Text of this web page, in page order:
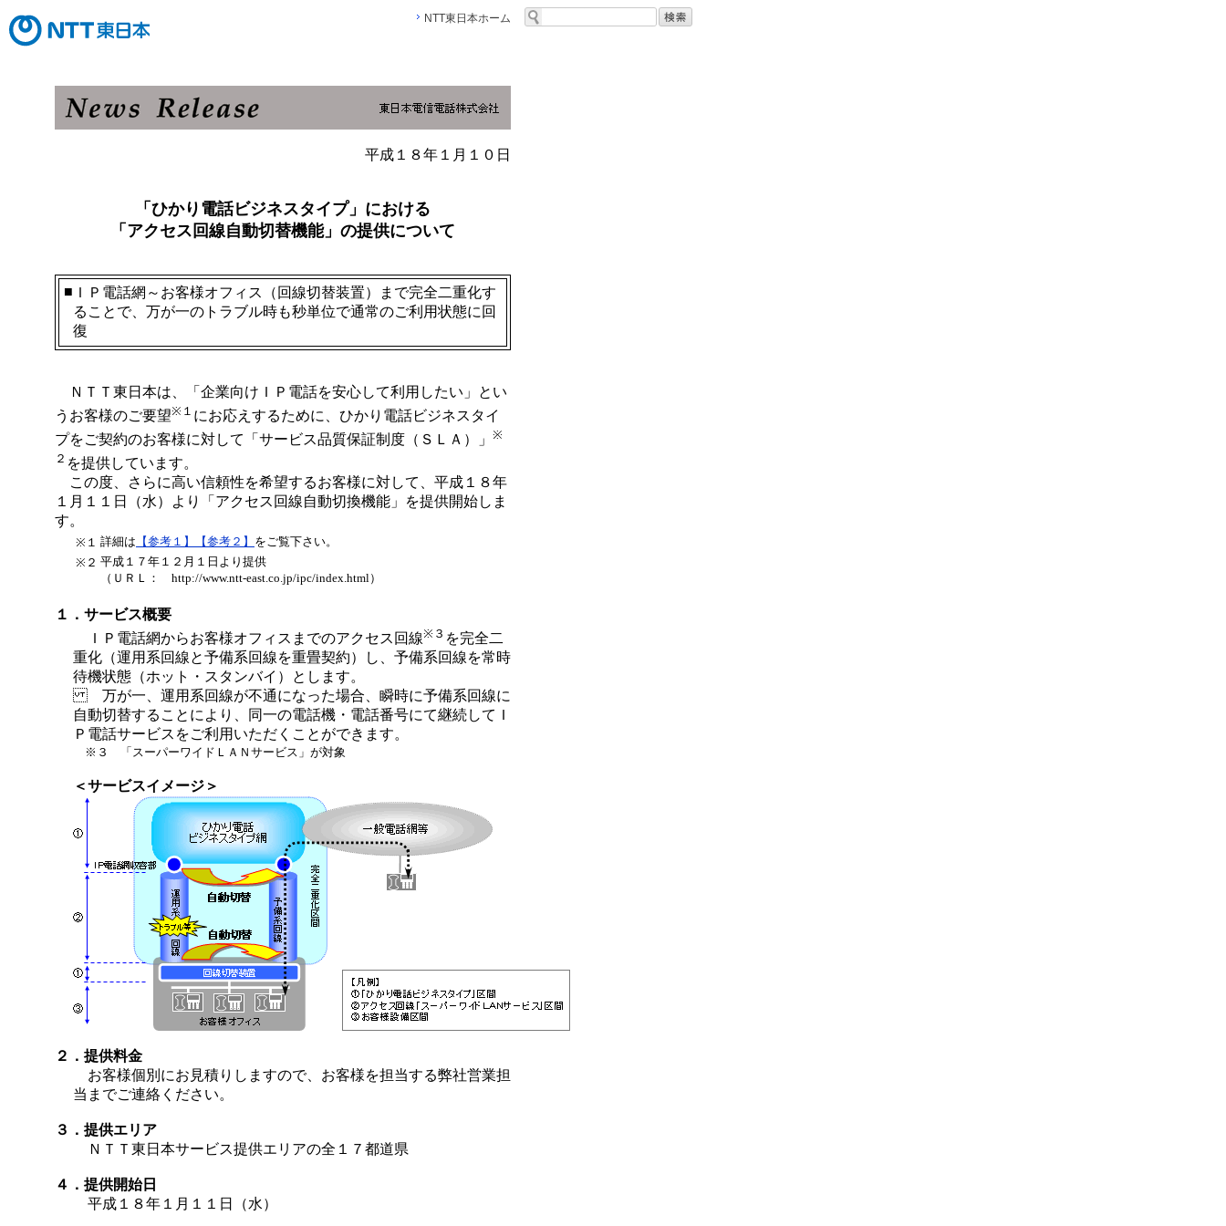
NTT東日本ホーム
平成１８年１月１０日
「ひかり電話ビジネスタイプ」における
「アクセス回線自動切替機能」の提供について
■ ＩＰ電話網～お客様オフィス（回線切替装置）まで完全二重化す
ることで、万が一のトラブル時も秒単位で通常のご利用状態に回
復
ＮＴＴ東日本は、「企業向けＩＰ電話を安心して利用したい」とい
うお客様のご要望※１ にお応えするために、ひかり電話ビジネスタイ
プをご契約のお客様に対して「サービス品質保証制度（ＳＬＡ）」 ※
２ を提供しています。
この度、さらに高い信頼性を希望するお客様に対して、平成１８年
１月１１日（水）より「アクセス回線自動切換機能」を提供開始しま
す。
※１ 詳細は 【参考１】 【参考２】 をご覧下さい。
※２ 平成１７年１２月１日より提供
（ＵＲＬ： http://www.ntt-east.co.jp/ipc/index.html）
１．サービス概要
ＩＰ電話網からお客様オフィスまでのアクセス回線※３ を完全二
重化（運用系回線と予備系回線を重畳契約）し、予備系回線を常時
待機状態（ホット・スタンバイ）とします。
万が一、運用系回線が不通になった場合、瞬時に予備系回線に
自動切替することにより、同一の電話機・電話番号にて継続してＩ
Ｐ電話サービスをご利用いただくことができます。
※３ 「スーパーワイドＬＡＮサービス」が対象
＜サービスイメージ＞
２．提供料金
お客様個別にお見積りしますので、お客様を担当する弊社営業担
当までご連絡ください。
３．提供エリア
ＮＴＴ東日本サービス提供エリアの全１７都道県
４．提供開始日
平成１８年１月１１日（水）